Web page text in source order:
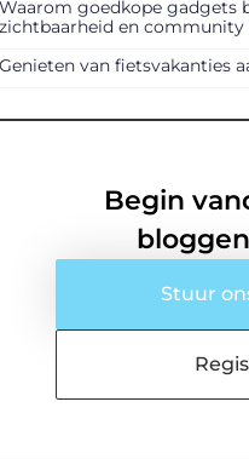
Waarom goedkope gadgets
zichtbaarheid en
Genieten van fietsvakanties
Begin
Stuur